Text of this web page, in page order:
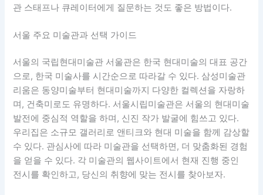
관 스태프나 큐레이터에게 질문하는 것도 좋은 방법이다.
서울 주요 미술관과 선택 가이드
서울의 국립현대미술관 서울관은 한국 현대미술의 대표 공간
으로, 한국 미술사를 시간순으로 따라갈 수 있다. 삼성미술관
리움은 동양미술부터 현대미술까지 다양한 컬렉션을 자랑하
며, 건축미로도 유명하다. 서울시립미술관은 서울의 현대미술
발전에 중심적 역할을 하며, 신진 작가 발굴에 힘쓰고 있다.
우리집은 소규모 갤러리로 앤티크와 현대 미술을 함께 감상할
수 있다. 관심사에 따라 미술관을 선택하면, 더 맞춤화된 경험
을 얻을 수 있다. 각 미술관의 웹사이트에서 현재 진행 중인
전시를 확인하고, 당신의 취향에 맞는 전시를 찾아보자.